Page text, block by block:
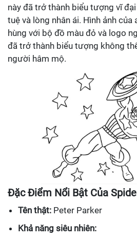
này đã trở thành biểu tượng vĩ
tuệ và lòng nhân ái. Hình ảnh của
hùng với bộ đồ màu đỏ và logo
đã trở thành biểu tượng không
người hâm mộ.
Đặc Điểm Nổi Bật Của
Tên thật: Peter Parker
Khả năng siêu nhiên: